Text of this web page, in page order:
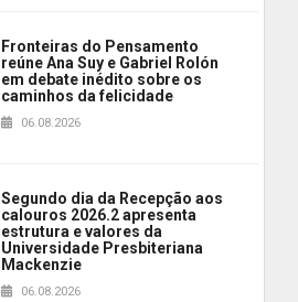
Fronteiras do Pensamento
reúne Ana Suy e Gabriel Rolón
em debate inédito sobre os
caminhos da felicidade
06.08.2026
Segundo dia da Recepção aos
calouros 2026.2 apresenta
estrutura e valores da
Universidade Presbiteriana
Mackenzie
06.08.2026